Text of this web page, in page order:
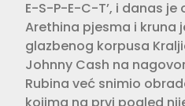
E-S-P-E-C-T’, i danas
Arethina pjesma i kruna
glazbenog korpusa
Johnny Cash na
Rubina već snimio